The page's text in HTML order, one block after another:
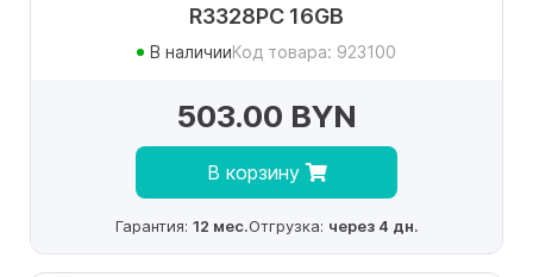
R3328PC 16GB
В наличииКод товара: 923100
503.00 BYN
В корзину
Гарантия: 12 мес.Отгрузка: через 4 дн.